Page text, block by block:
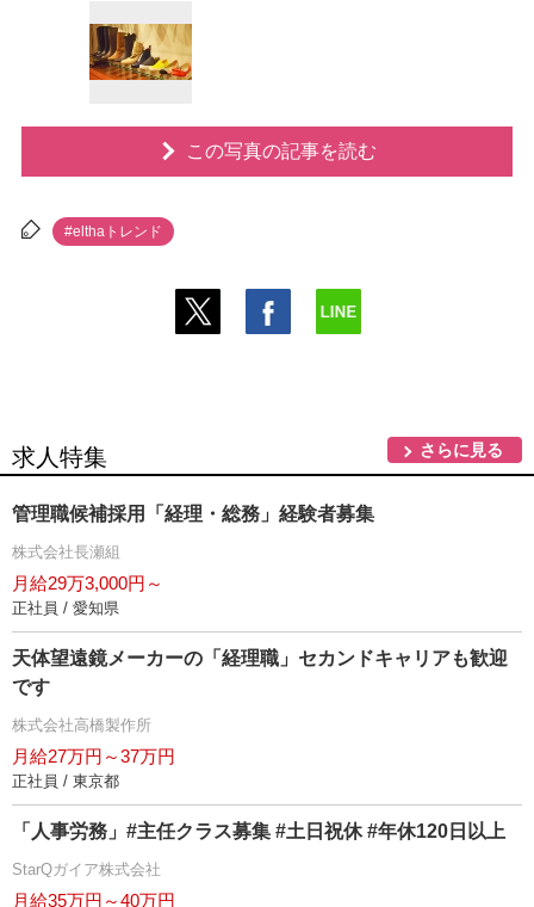
この写真の記事を読む
#elthaトレンド
求人特集 さらに見る
管理職候補採用「経理・総務」経験者募集
株式会社長瀬組
月給29万3,000円～
正社員 / 愛知県
天体望遠鏡メーカーの「経理職」セカンドキャリアも歓迎
です
株式会社高橋製作所
月給27万円～37万円
正社員 / 東京都
「人事労務」#主任クラス募集 #土日祝休 #年休120日以上
StarQガイア株式会社
月給35万円～40万円